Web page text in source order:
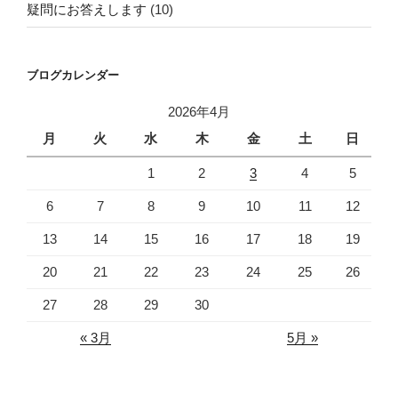
疑問にお答えします (10)
ブログカレンダー
2026年4月
月
火 水 木 金 土 日
1 2 3 4 5
6 7 8 9 10 11 12
13 14 15 16 17 18 19
20 21 22 23 24 25 26
27 28 29 30
« 3月 5月 »